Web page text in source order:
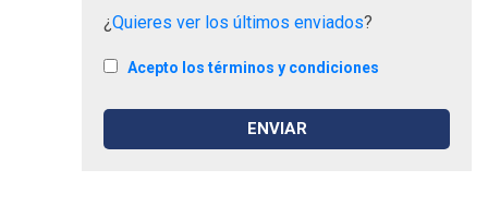
¿Quieres ver los últimos enviados?
Acepto los términos y condiciones